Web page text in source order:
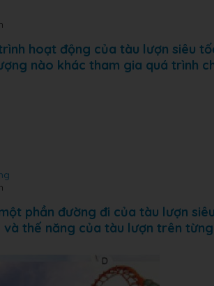
hoạt động của tàu lượn siêu
nào khác tham gia quá trình
phần đường đi của tàu lượn
và thế năng của tàu lượn trên